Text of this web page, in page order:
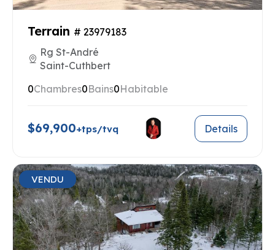
Terrain # 23979183
Rg St-André
Saint-Cuthbert
0Chambres0Bains0Habitable
$69,900+tps/tvq Details
VENDU